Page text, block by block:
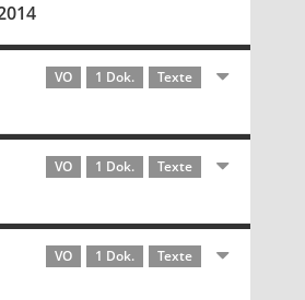
VO 1 Dok. Texte
VO 1 Dok. Texte
VO 1 Dok. Texte